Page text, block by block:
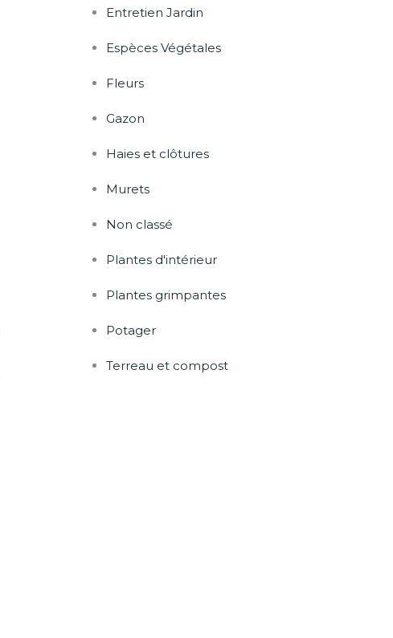
Entretien Jardin
Espèces Végétales
Fleurs
Gazon
Haies et clôtures
Murets
Non classé
Plantes d'intérieur
Plantes grimpantes
Potager
Terreau et compost